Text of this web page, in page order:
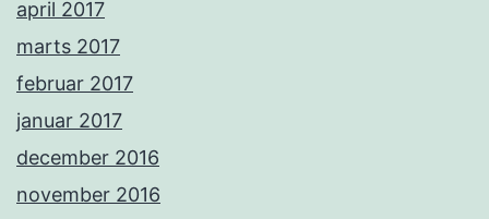
april 2017
marts 2017
februar 2017
januar 2017
december 2016
november 2016